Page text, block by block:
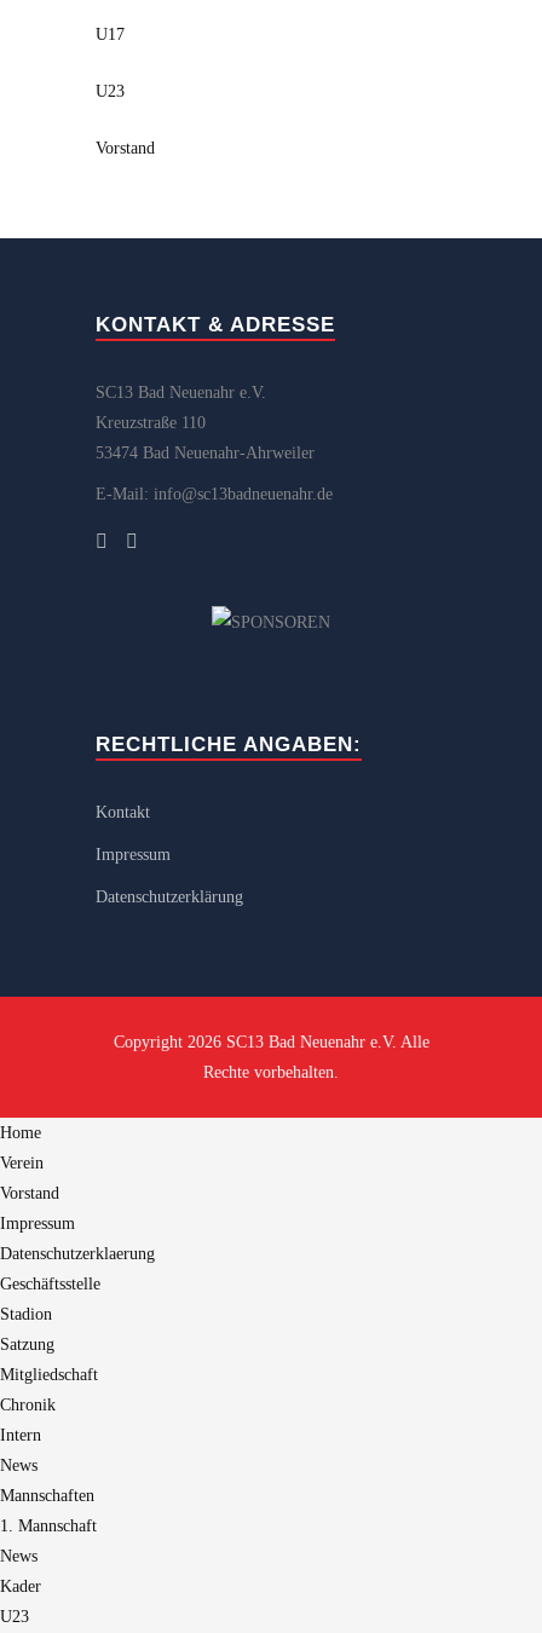
U17
U23
Vorstand
KONTAKT & ADRESSE
SC13 Bad Neuenahr e.V.
Kreuzstraße 110
53474 Bad Neuenahr-Ahrweiler
E-Mail: info@sc13badneuenahr.de
RECHTLICHE ANGABEN:
Kontakt
Impressum
Datenschutzerklärung
Copyright 2026 SC13 Bad Neuenahr e.V. Alle
Rechte vorbehalten.
Home
Verein
Vorstand
Impressum
Datenschutzerklaerung
Geschäftsstelle
Stadion
Satzung
Mitgliedschaft
Chronik
Intern
News
Mannschaften
1. Mannschaft
News
Kader
U23